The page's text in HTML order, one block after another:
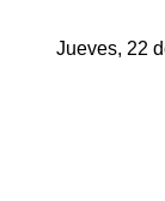
Jueves, 22